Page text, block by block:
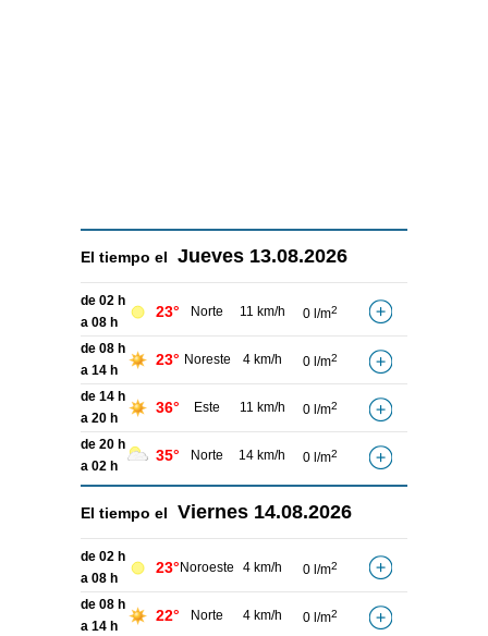
El tiempo el Jueves 13.08.2026
de 02 h
a 08 h
23° Norte 11 km/h 0 l/m2
de 08 h
a 14 h
23° Noreste 4 km/h 0 l/m2
de 14 h
a 20 h
36° Este 11 km/h 0 l/m2
de 20 h
a 02 h
35° Norte 14 km/h 0 l/m2
El tiempo el Viernes 14.08.2026
de 02 h
a 08 h
23° Noroeste 4 km/h 0 l/m2
de 08 h
a 14 h
22° Norte 4 km/h 0 l/m2